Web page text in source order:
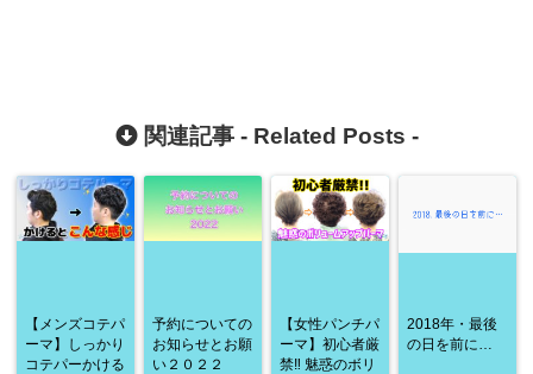
関連記事 - Related Posts -
【メンズコテパ
ーマ】しっかり
コテパーかける
予約についての
お知らせとお願
い２０２２
【女性パンチパ
ーマ】初心者厳
禁‼︎ 魅惑のボリ
2018年・最後
の日を前に…